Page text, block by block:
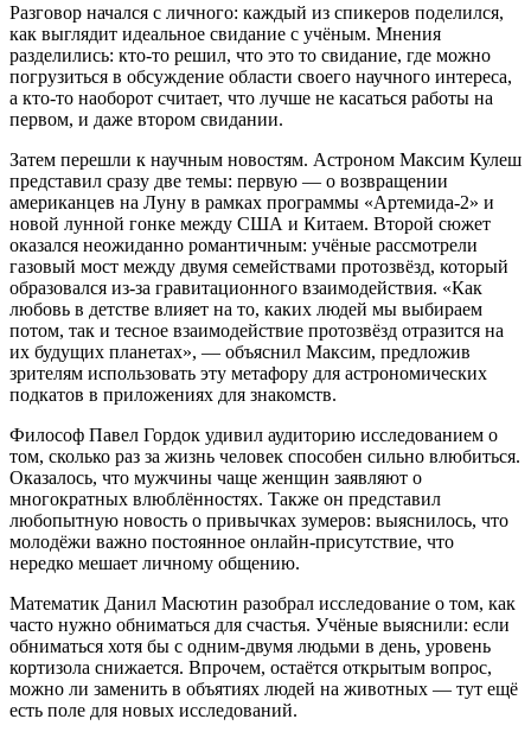
Разговор начался с личного: каждый из спикеров поделился,
как выглядит идеальное свидание с учёным. Мнения
разделились: кто-то решил, что это то свидание, где можно
погрузиться в обсуждение области своего научного интереса,
а кто-то наоборот считает, что лучше не касаться работы на
первом, и даже втором свидании.
Затем перешли к научным новостям. Астроном Максим Кулеш
представил сразу две темы: первую — о возвращении
американцев на Луну в рамках программы «Артемида-2» и
новой лунной гонке между США и Китаем. Второй сюжет
оказался неожиданно романтичным: учёные рассмотрели
газовый мост между двумя семействами протозвёзд, который
образовался из-за гравитационного взаимодействия. «Как
любовь в детстве влияет на то, каких людей мы выбираем
потом, так и тесное взаимодействие протозвёзд отразится на
их будущих планетах», — объяснил Максим, предложив
зрителям использовать эту метафору для астрономических
подкатов в приложениях для знакомств.
Философ Павел Гордок удивил аудиторию исследованием о
том, сколько раз за жизнь человек способен сильно влюбиться.
Оказалось, что мужчины чаще женщин заявляют о
многократных влюблённостях. Также он представил
любопытную новость о привычках зумеров: выяснилось, что
молодёжи важно постоянное онлайн-присутствие, что
нередко мешает личному общению.
Математик Данил Масютин разобрал исследование о том, как
часто нужно обниматься для счастья. Учёные выяснили: если
обниматься хотя бы с одним-двумя людьми в день, уровень
кортизола снижается. Впрочем, остаётся открытым вопрос,
можно ли заменить в объятиях людей на животных — тут ещё
есть поле для новых исследований.